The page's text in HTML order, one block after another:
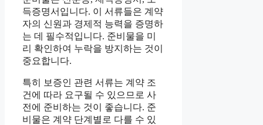
득증명서입니다. 이 서류들은 계약
자의 신원과 경제적 능력을 증명하
는 데 필수적입니다. 준비물을 미
리 확인하여 누락을 방지하는 것이
중요합니다.
특히 보증인 관련 서류는 계약 조
건에 따라 요구될 수 있으므로 사
전에 준비하는 것이 좋습니다. 준
비물은 계약 단계별로 다를 수 있